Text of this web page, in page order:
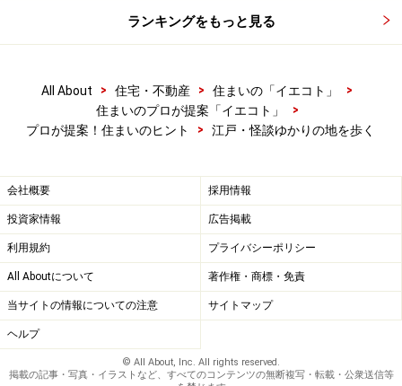
ランキングをもっと見る
All About > 住宅・不動産 > 住まいの「イエコト」
>
住まいのプロが提案「イエコト」
>
プロが提案！住まいのヒント
> 江戸・怪談ゆかりの地を歩く
会社概要 採用情報
投資家情報 広告掲載
利用規約 プライバシーポリシー
All Aboutについて 著作権・商標・免責
当サイトの情報についての注意 サイトマップ
ヘルプ
© All About, Inc. All rights reserved.
掲載の記事・写真・イラストなど、すべてのコンテンツの無断複写・転載・公衆送信等